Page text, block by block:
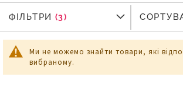
Ми не можемо знайти товари, які
вибраному.
ФІЛЬТРИ
ФІЛЬТРИ